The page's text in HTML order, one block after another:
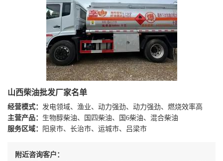
山西柴油批发厂家名单
经营模式： 发电领域、渔业、动力强劲、动力强劲、燃烧效率高
主营产品： 生物醇柴油、国四柴油、国6柴油、混合柴油
服务区域：
阳泉市、长治市、运城市、吕梁市
附近咨询客户：